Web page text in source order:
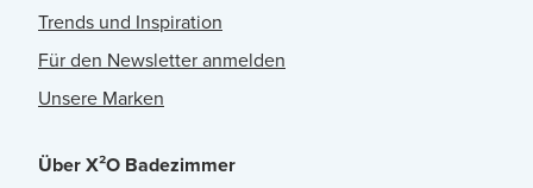
Trends und Inspiration
Für den Newsletter anmelden
Unsere Marken
Über X²O Badezimmer